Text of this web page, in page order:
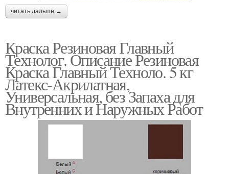
читать дальше →
Краска Резиновая Главный
Технолог. Описание Резиновая
Краска Главный Техноло. 5 кг
Латекс-Акрилатная,
Универсальная, без Запаха для
Внутренних и Наружных Работ